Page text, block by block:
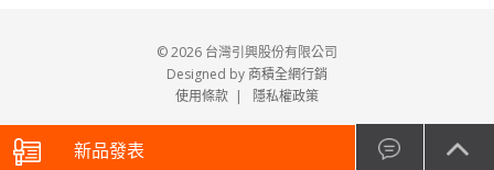
© 2026 台灣引興股份有限公司
Designed by商積全網行銷
使用條款 | 隱私權政策
新品發表